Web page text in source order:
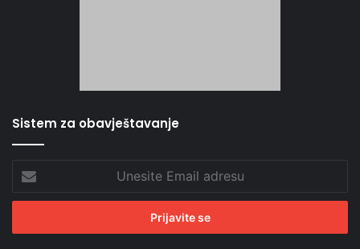
Sistem za obavještavanje
Email
adresu